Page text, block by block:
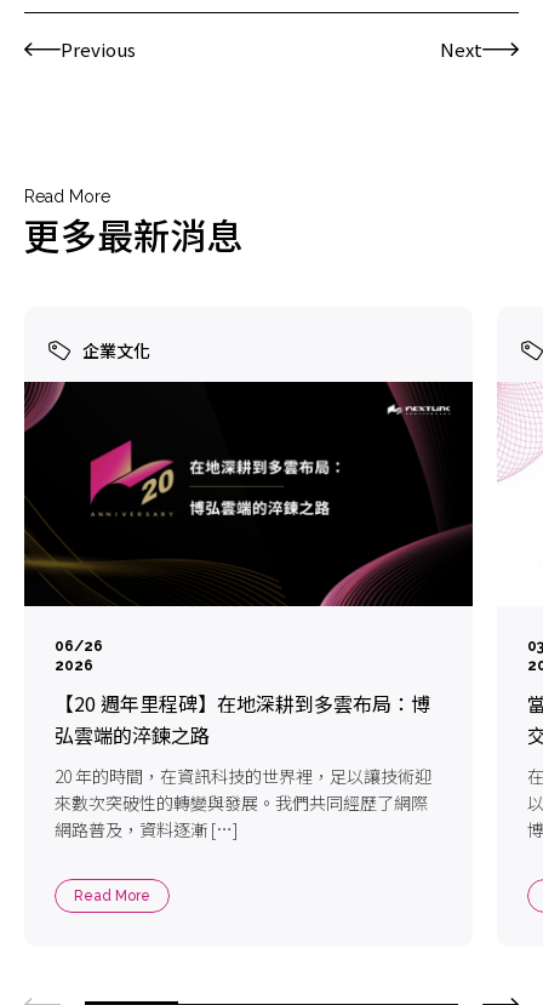
Previous Next
Read More
更多最新消息
企業文化
06/26
2026
【20 週年里程碑】在地深耕到多雲布局：博
弘雲端的淬鍊之路
20 年的時間，在資訊科技的世界裡，足以讓技術迎
來數次突破性的轉變與發展。我們共同經歷了網際
網路普及，資料逐漸 […]
Read More